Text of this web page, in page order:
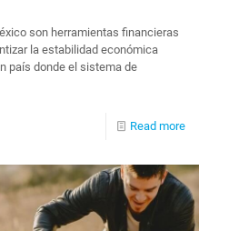
son herramientas financieras
la estabilidad económica
país donde el sistema de
Read more